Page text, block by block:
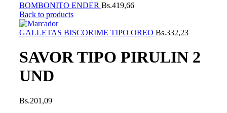
BOMBONITO ENDER Bs.419,66
Back to products
GALLETAS BISCORIME TIPO OREO Bs.332,23
SAVOR TIPO PIRULIN 2
UND
Bs.201,09